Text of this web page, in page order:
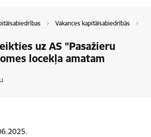
Vakances kapitālsabiedrībās
uz AS "Pasažieru
locekļa amatam